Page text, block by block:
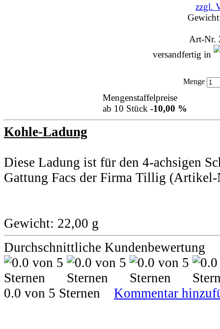
zzgl.
Art-Nr.
versandfertig in
Menge
Mengenstaffelpreise
ab 10 Stück -10,00 %
Kohle-Ladung
Diese Ladung ist für den 4-achsigen
Gattung Facs der Firma Tillig (Artikel-
Gewicht: 22,00 g
Durchschnittliche Kundenbewertung
0.0 von 5 Sternen Kommentar